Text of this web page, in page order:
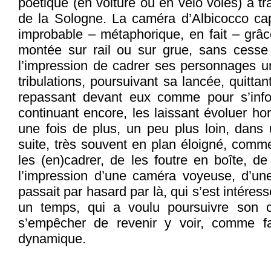
de la Sologne. La caméra d’Albicocco
improbable – métaphorique, en fait –
montée sur rail ou sur grue, sans
l’impression de cadrer ses personnages
tribulations, poursuivant sa lancée,
repassant devant eux comme pour
continuant encore, les laissant évoluer
une fois de plus, un peu plus loin, dans
suite, très souvent en plan éloigné,
les (en)cadrer, de les foutre en boîte,
l’impression d’une caméra voyeuse,
passait par hasard par là, qui s’est
un temps, qui a voulu poursuivre son
s’empêcher de revenir y voir, comme
dynamique.